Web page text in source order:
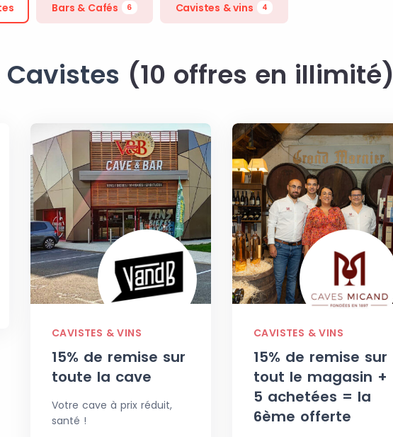
Bars & Cafés 6 Cavistes & vins 4
(10 offres en illimité)
CAVISTES & VINS
15% de remise sur
toute la cave
Votre cave à prix réduit,
santé !
CAVISTES & VINS
15% de remise sur
tout le magasin +
5 achetées = la
6ème offerte